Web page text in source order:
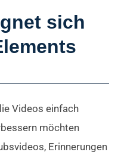
sich
Videos einfach
möchten
Erinnerungen